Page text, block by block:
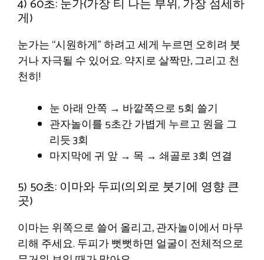
4) 60초: 눈가(가장 티 나는 부위, 가장 섬세하
게)
눈가는 “시원하게” 하려고 세게 누르면 오히려 붓
거나 자극될 수 있어요. 약지로 살짝만, 그리고 천
천히!
눈 아래 안쪽 → 바깥쪽으로 5회 쓸기
관자놀이를 5초간 가볍게 누르고 원을 그
리듯 3회
마지막에 귀 앞 → 목 → 쇄골로 3회 연결
5) 50초: 이마와 두피(의외로 붓기에 영향 큰
곳)
이마는 위쪽으로 쓸어 올리고, 관자놀이에서 마무
리해 주세요. 두피가 뻣뻣하면 얼굴이 전체적으로